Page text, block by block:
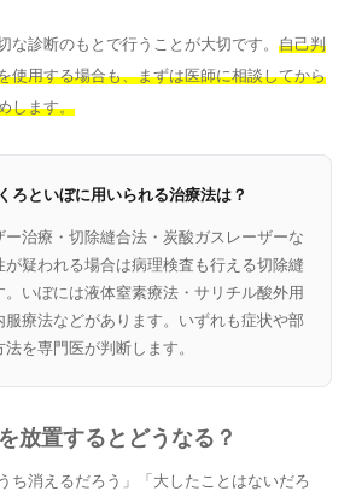
な診断のもとで行うことが大切です。 自己判
使用する場合も、まずは医師に相談してから
します。
ろといぼに用いられる治療法は？
治療・切除縫合法・炭酸ガスレーザーな
が疑われる場合は病理検査も行える切除縫
いぼには液体窒素療法・サリチル酸外用
服療法などがあります。いずれも症状や部
を専門医が判断します。
放置するとどうなる？
ち消えるだろう」「大したことはないだろ